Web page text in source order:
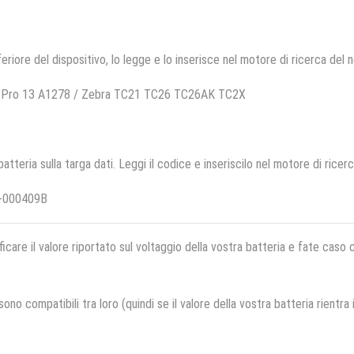
del dispositivo, lo legge e lo inserisce nel motore di ricerca del
13 A1278 / Zebra TC21 TC26 TC26AK TC2X
sulla targa dati. Leggi il codice e inseriscilo nel motore di
il valore riportato sul voltaggio della vostra batteria e fate caso
compatibili tra loro (quindi se il valore della vostra batteria